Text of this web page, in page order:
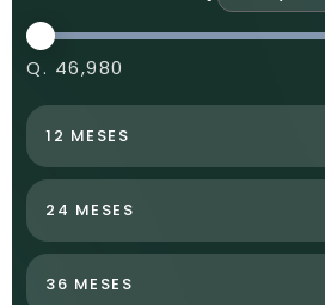
Q. 46,980
12 MESES
24 MESES
36 MESES